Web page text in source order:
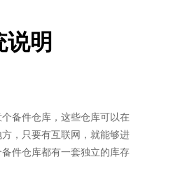
明
备件仓库，这些仓库可以在
，只要有互联网，就能够进
件仓库都有一套独立的库存